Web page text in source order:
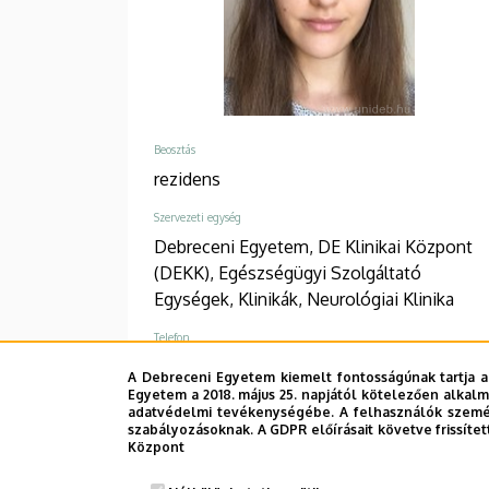
A Debreceni Egyetem kiemelt fontosságúnak
Egyetem a 2018. május 25. napjától kötelezően
adatvédelmi tevékenységébe. A felhasználók
szabályozásoknak. A GDPR előírásait követve
Központ
Beosztás
rezidens
Szervezeti egység
Debreceni Egyetem, DE Klinikai Központ
(DEKK), Egészségügyi Szolgáltató
Egységek, Klinikák, Neurológiai Klinika
Telefon
+36 52 252 341 / 56324
Cím
4032 Debrecen Móricz Zsigmond körút
22